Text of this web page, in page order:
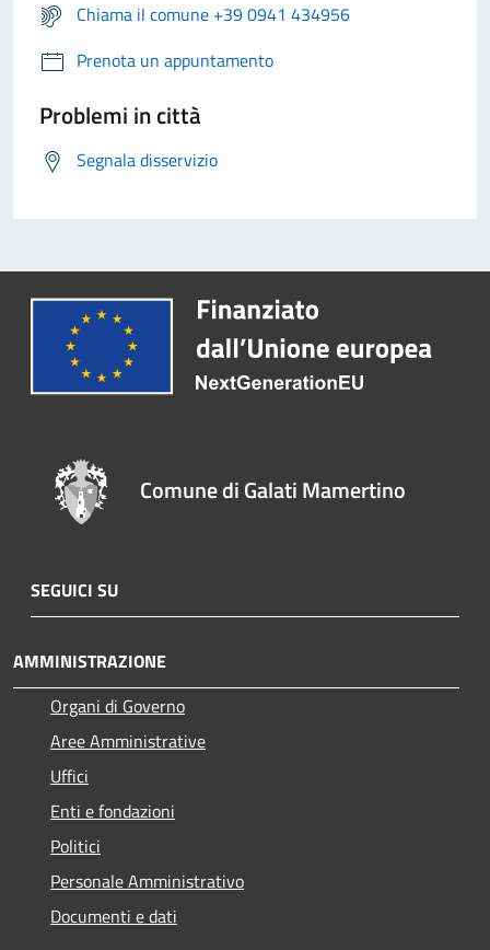
Chiama il comune +39 0941 434956
Prenota un appuntamento
Problemi in città
Segnala disservizio
Comune di Galati Mamertino
SEGUICI SU
AMMINISTRAZIONE
Organi di Governo
Aree Amministrative
Uffici
Enti e fondazioni
Politici
Personale Amministrativo
Documenti e dati